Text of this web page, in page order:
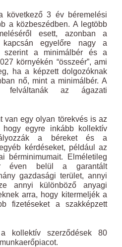
következő 3 év béremelési
a közbeszédben. A legtöbb
esett, azonban a
kapcsán egyelőre nagy a
szerint a minimálbér és a
környékén “összeér”, ami
ha a képzett dolgozóknak
nő, mint a minimálbér. A
felváltanák az ágazati
van egy olyan törekvés is az
hogy egyre inkább kollektív
a béreket és a
kérdéseket, például az
bérminimumait. Elméletileg
éven belül a garantált
gazdasági terület, annyi
annyi különböző anyagi
arra, hogy kitermeljék a
fizetéseket a szakképzett
kollektív szerződések 80